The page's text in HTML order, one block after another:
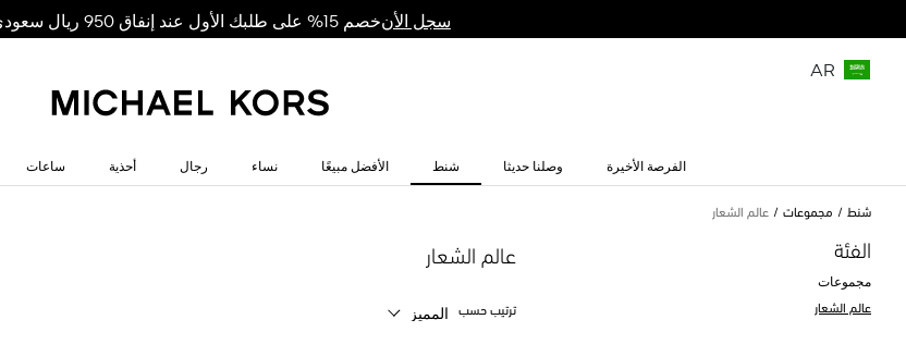
سجل الأنخصم 15% على طلبك الأول عند إنفاق 950 ريال سعودي: MKFIRST
AR
الفرصة الأخيرة وصلنا حديثا شنط الأفضل مبيعًا نساء رجال أحذية ساعات
شنط مجموعات عالم الشعار
الفئة
مجموعات
عالم الشعار
عالم الشعار
ترتيب حسب المميز